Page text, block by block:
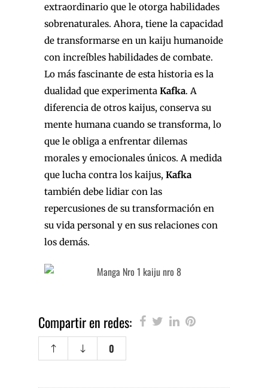
extraordinario que le otorga habilidades
sobrenaturales. Ahora, tiene la capacidad
de transformarse en un kaiju humanoide
con increíbles habilidades de combate.
Lo más fascinante de esta historia es la
dualidad que experimenta Kafka. A
diferencia de otros kaijus, conserva su
mente humana cuando se transforma, lo
que le obliga a enfrentar dilemas
morales y emocionales únicos. A medida
que lucha contra los kaijus, Kafka
también debe lidiar con las
repercusiones de su transformación en
su vida personal y en sus relaciones con
los demás.
Compartir en redes:
0